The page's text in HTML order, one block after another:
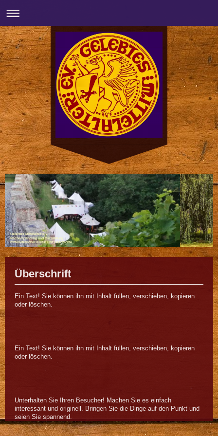
Gelebtes Mittelalter e.V.
Nachempfindung und Darstellung
mittelalterlicher Kultur und Geschichte
Überschrift
Ein Text! Sie können ihn mit Inhalt füllen, verschieben, kopieren
oder löschen.
Ein Text! Sie können ihn mit Inhalt füllen, verschieben, kopieren
oder löschen.
Unterhalten Sie Ihren Besucher! Machen Sie es einfach
interessant und originell. Bringen Sie die Dinge auf den Punkt und
seien Sie spannend.